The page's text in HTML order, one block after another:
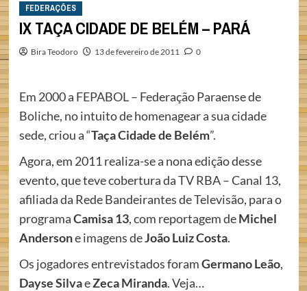
FEDERAÇÕES
IX TAÇA CIDADE DE BELÉM – PARÁ
Bira Teodoro 13 de fevereiro de 2011 0
Em 2000 a FEPABOL – Federação Paraense de
Boliche, no intuito de homenagear a sua cidade
sede, criou a “Taça Cidade de Belém”.
Agora, em 2011 realiza-se a nona edição desse
evento, que teve cobertura da TV RBA – Canal 13,
afiliada da Rede Bandeirantes de Televisão, para o
programaCamisa 13, com reportagem deMichel
Andersone imagens deJoão Luiz Costa.
Os jogadores entrevistados foramGermano Leão,
Dayse SilvaeZeca Miranda. Veja…